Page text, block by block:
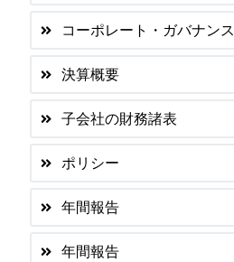
コーポレート・ガバナンス
決算概要
子会社の財務諸表
ポリシー
年間報告
年間報告